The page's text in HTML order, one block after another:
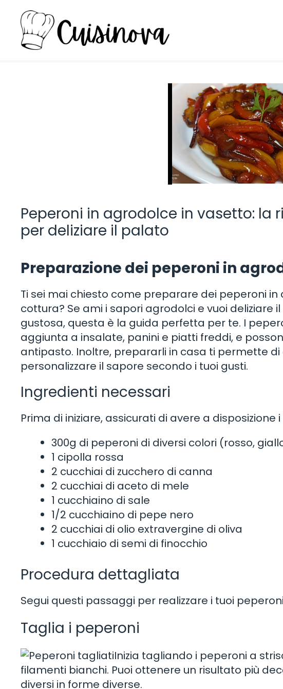
contenuto
Peperoni in agrodolce in vasetto: la
per deliziare il palato
Preparazione dei peperoni in
Ti sei mai chiesto come preparare dei peperoni
cottura? Se ami i sapori agrodolci e vuoi
gustosa, questa è la guida perfetta per te. I
aggiunta a insalate, panini e piatti freddi, e
antipasto. Inoltre, prepararli in casa ti permette
personalizzare il sapore secondo i tuoi gusti.
Ingredienti necessari
Prima di iniziare, assicurati di avere a disposizione
300g di peperoni di diversi colori (rosso,
1 cipolla rossa
2 cucchiai di zucchero di canna
2 cucchiai di aceto di mele
1 cucchiaino di sale
1/2 cucchiaino di pepe nero
2 cucchiai di olio extravergine di oliva
1 cucchiaio di semi di finocchio
Procedura dettagliata
Segui questi passaggi per realizzare i tuoi
Taglia i peperoni
Inizia tagliando i peperoni a
filamenti bianchi. Puoi ottenere un risultato più
diversi in forme diverse.